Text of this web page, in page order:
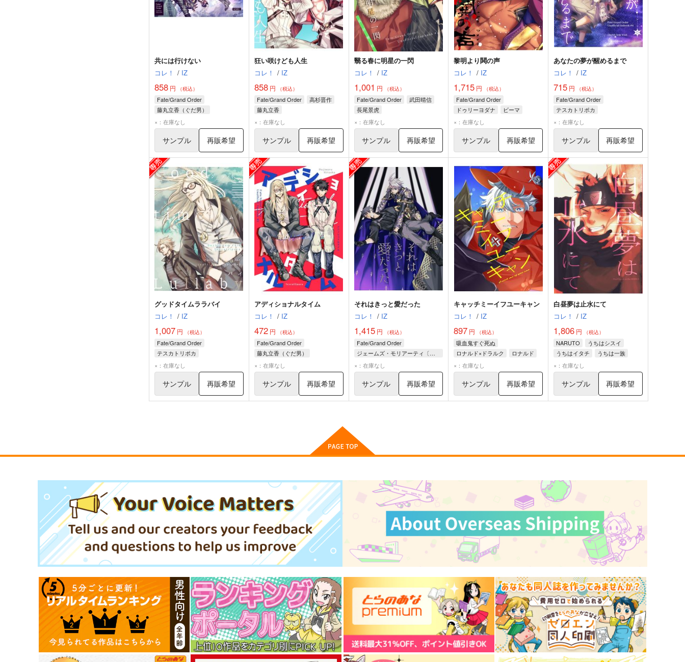
共には行けない
コレ！ / IZ
858 円 （税込）
Fate/Grand Order
藤丸立香（ぐだ男）
巌窟王 エドモン・ダンテス
ジャンヌ・ダルク〔オルタ〕
×：在庫なし
サンプル 再販希望
狂い咲けども人生
コレ！ / IZ
858円 （税込）
Fate/Grand Order
高杉晋作
藤丸立香
×：在庫なし
サンプル 再販希望
翳る春に明星の一閃
コレ！ / IZ
1,001 円 （税込）
Fate/Grand Order
武田晴信
長尾景虎
×：在庫なし
サンプル 再販希望
黎明より鬨の声
コレ！ / IZ
1,715 円 （税込）
Fate/Grand Order
ドゥリーヨダナ
ビーマ
×：在庫なし
サンプル 再販希望
あなたの夢が醒めるまで
コレ！ / IZ
715 円 （税込）
Fate/Grand Order
テスカトリポカ
デイビット・ゼム・ヴォイド
×：在庫なし
サンプル 再販希望
グッドタイムララバイ
コレ！ / IZ
1,007 円 （税込）
Fate/Grand Order
テスカトリポカ
デイビット・ゼム・ヴォイド
藤丸立香（ぐだ男）
×：在庫なし
サンプル 再販希望
アディショナルタイム
コレ！ / IZ
472円 （税込）
Fate/Grand Order
藤丸立香（ぐだ男）
テスカトリポカ
ケツァル・コアトル
×：在庫なし
サンプル 再販希望
それはきっと愛だった
コレ！ / IZ
1,415円 （税込）
Fate/Grand Order
ジェームズ・モリアーティ〔ルーラー〕
藤丸立香（ぐだ男）
新宿のアーチャー
×：在庫なし
サンプル 再販希望
キャッチミーイフユーキャン
コレ！ / IZ
897 円 （税込）
吸血鬼すぐ死ぬ
ロナルド×ドラルク
ロナルド
ドラルク
×：在庫なし
サンプル 再販希望
白昼夢は止水にて
コレ！ / IZ
1,806 円 （税込）
NARUTO
うちはシスイ
うちはイタチ
うちは一族
×：在庫なし
サンプル 再販希望